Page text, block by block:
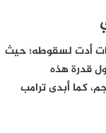
أدت لسقوطه؛ حيث
قدرة هذه
كما أبدى ترامب